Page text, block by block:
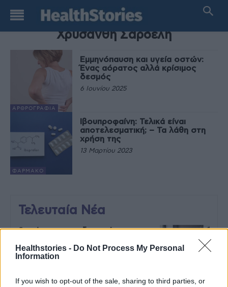
Healthstories - Do Not Process My Personal
Information
If you wish to opt-out of the sale, sharing to third parties, or
TAG
Χρυσάνθη Σαρδέλη
ΑΡΘΡΟΓΡΑΦΊΑ
Εμμηνόπαυση και υγεία οστών:
Ένας αόρατος αλλά κρίσιμος
δεσμός
6 Ιουνίου 2025
ΦΆΡΜΑΚΟ
Ιβουπροφαίνη: Τελικά είναι
αποτελεσματική; – Τα λάθη στη
χρήση της
13 Μαρτίου 2023
Τελευταία Νέα
9 πράγματα που δεν πρέπει να
27 Φεβρουαρίου 2026